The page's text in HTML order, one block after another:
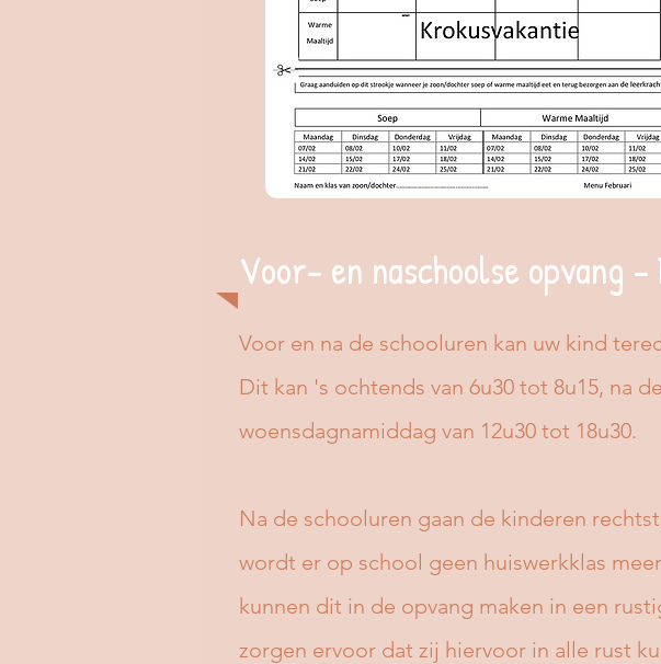
Voor- en naschoolse opvang -
Voor en na de schooluren kan uw kind
Dit kan 's ochtends van 6u30 tot 8u15, na
woensdagnamiddag van 12u30 tot 18u30.
Na de schooluren gaan de kinderen
wordt er op school geen huiswerkklas
kunnen dit in de opvang maken in een
zorgen ervoor dat zij hiervoor in alle rust